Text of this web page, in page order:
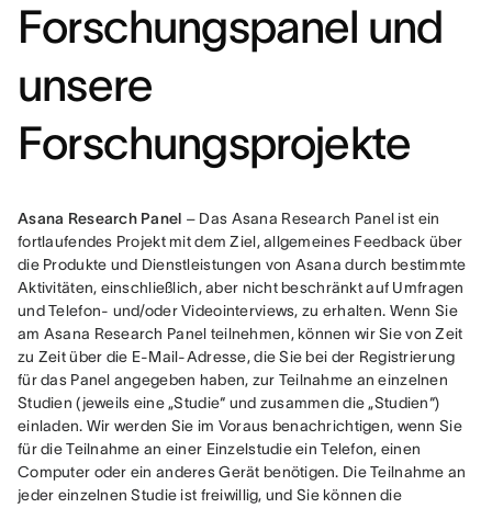
Forschungspanel und
unsere
Forschungsprojekte
Asana Research Panel – Das Asana Research Panel ist ein
fortlaufendes Projekt mit dem Ziel, allgemeines Feedback über
die Produkte und Dienstleistungen von Asana durch bestimmte
Aktivitäten, einschließlich, aber nicht beschränkt auf Umfragen
und Telefon- und/oder Videointerviews, zu erhalten. Wenn Sie
am Asana Research Panel teilnehmen, können wir Sie von Zeit
zu Zeit über die E-Mail-Adresse, die Sie bei der Registrierung
für das Panel angegeben haben, zur Teilnahme an einzelnen
Studien (jeweils eine „Studie“ und zusammen die „Studien“)
einladen. Wir werden Sie im Voraus benachrichtigen, wenn Sie
für die Teilnahme an einer Einzelstudie ein Telefon, einen
Computer oder ein anderes Gerät benötigen. Die Teilnahme an
jeder einzelnen Studie ist freiwillig, und Sie können die